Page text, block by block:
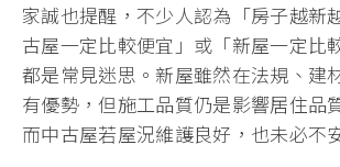
家誠也提醒，不少人認為「房子越新
古屋一定比較便宜」或「新屋一定比
都是常見迷思。新屋雖然在法規、建
有優勢，但施工品質仍是影響居住品
而中古屋若屋況維護良好，也未必不